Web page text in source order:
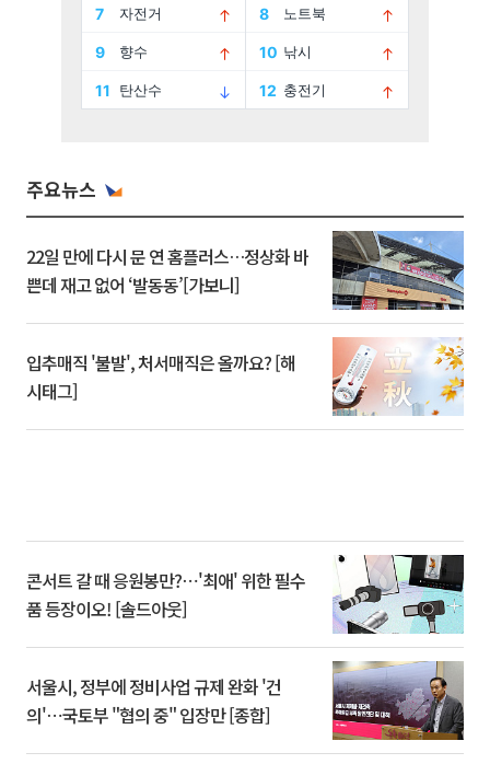
주요뉴스
22일 만에 다시 문 연 홈플러스…정상화 바
쁜데 재고 없어 ‘발동동’[가보니]
입추매직 '불발', 처서매직은 올까요? [해
시태그]
콘서트 갈 때 응원봉만?⋯'최애' 위한 필수
품 등장이오! [솔드아웃]
서울시, 정부에 정비사업 규제 완화 '건
의'⋯국토부 "협의 중" 입장만 [종합]